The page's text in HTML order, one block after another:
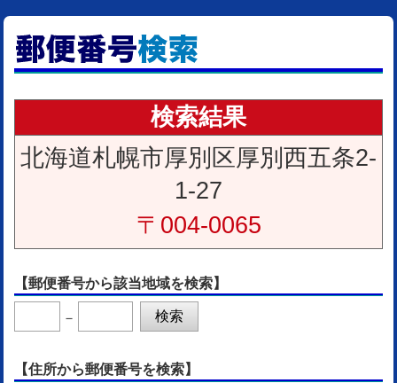
検索結果
北海道札幌市厚別区厚別西五条2-
1-27
〒004-0065
【郵便番号から該当地域を検索】
－
【住所から郵便番号を検索】